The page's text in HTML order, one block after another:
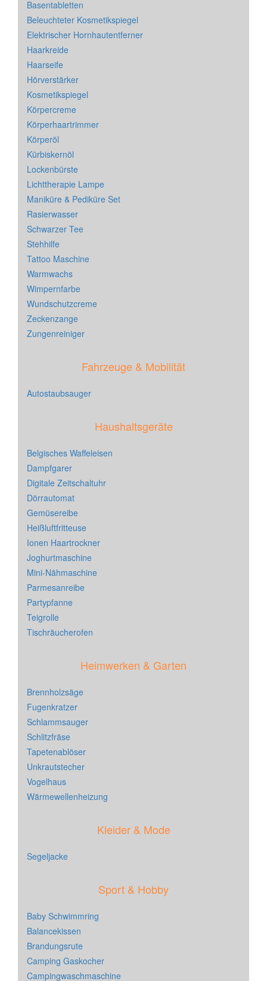
Basentabletten
Beleuchteter Kosmetikspiegel
Elektrischer Hornhautentferner
Haarkreide
Haarseife
Hörverstärker
Kosmetikspiegel
Körpercreme
Körperhaartrimmer
Körperöl
Kürbiskernöl
Lockenbürste
Lichttherapie Lampe
Maniküre & Pediküre Set
Rasierwasser
Schwarzer Tee
Stehhilfe
Tattoo Maschine
Warmwachs
Wimpernfarbe
Wundschutzcreme
Zeckenzange
Zungenreiniger
Fahrzeuge & Mobilität
Autostaubsauger
Haushaltsgeräte
Belgisches Waffeleisen
Dampfgarer
Digitale Zeitschaltuhr
Dörrautomat
Gemüsereibe
Heißluftfritteuse
Ionen Haartrockner
Joghurtmaschine
Mini-Nähmaschine
Parmesanreibe
Partypfanne
Teigrolle
Tischräucherofen
Heimwerken & Garten
Brennholzsäge
Fugenkratzer
Schlammsauger
Schlitzfräse
Tapetenablöser
Unkrautstecher
Vogelhaus
Wärmewellenheizung
Kleider & Mode
Segeljacke
Sport & Hobby
Baby Schwimmring
Balancekissen
Brandungsrute
Camping Gaskocher
Campingwaschmaschine